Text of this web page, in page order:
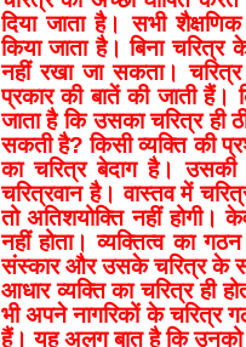
दिया जाता है। सभी शैक्षणिक
किया जाता है। बिना चरित्र
नहीं रखा जा सकता। चरित्र
प्रकार की बातें की जाती हैं।
जाता है कि उसका चरित्र ही
सकती है? किसी व्यक्ति की
का चरित्र बेदाग है। उसकी
चरित्रवान है। वास्तव में
तो अतिशयोक्ति नहीं होगी।
नहीं होता। व्यक्तित्व का
संस्कार और उसके चरित्र के
आधार व्यक्ति का चरित्र ही
भी अपने नागरिकों के चरित्र
हैं। यह अलग बात है कि